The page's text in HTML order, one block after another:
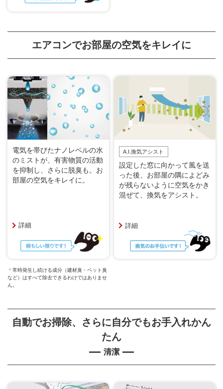
エアコンでお部屋の空気をキレイに
電気を帯びたナノレベルの水
のミストが、有害物質の活動
を抑制し、さらに脱臭も。お
部屋の空気をキレイに。
詳細
＊ 常時発生し続ける成分（建材臭・ペット臭
など）はすべて除去できるわけではありませ
ん。
A.I.換気アシスト
設定した窓に向かって風を送
った後、お部屋の隅によどみ
が残らないように空気をかき
混ぜて、換気をアシスト。
詳細
自動でお掃除、さらに自分でもお手入れかん
たん
清潔